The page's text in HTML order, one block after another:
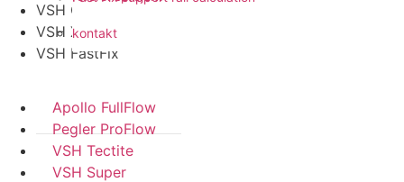
kontakt
VSH CoolPress
VSH XPress
VSH FastFix
Apollo FullFlow
Pegler ProFlow
VSH Tectite
VSH Super